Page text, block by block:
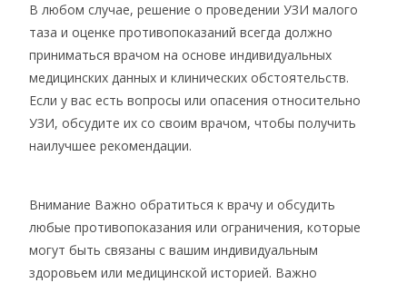
В любом случае, решение о проведении УЗИ малого
таза и оценке противопоказаний всегда должно
приниматься врачом на основе индивидуальных
медицинских данных и клинических обстоятельств.
Если у вас есть вопросы или опасения относительно
УЗИ, обсудите их со своим врачом, чтобы получить
наилучшее рекомендации.
Внимание Важно обратиться к врачу и обсудить
любые противопоказания или ограничения, которые
могут быть связаны с вашим индивидуальным
здоровьем или медицинской историей. Важно